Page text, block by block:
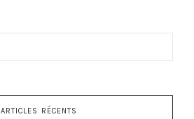
ARTICLES RÉCENTS